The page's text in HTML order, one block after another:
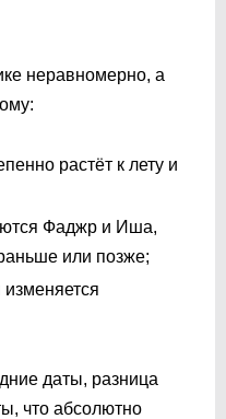
неравномерно, а
растёт к лету и
Фаджр и Иша,
или позже;
даты, разница
что абсолютно